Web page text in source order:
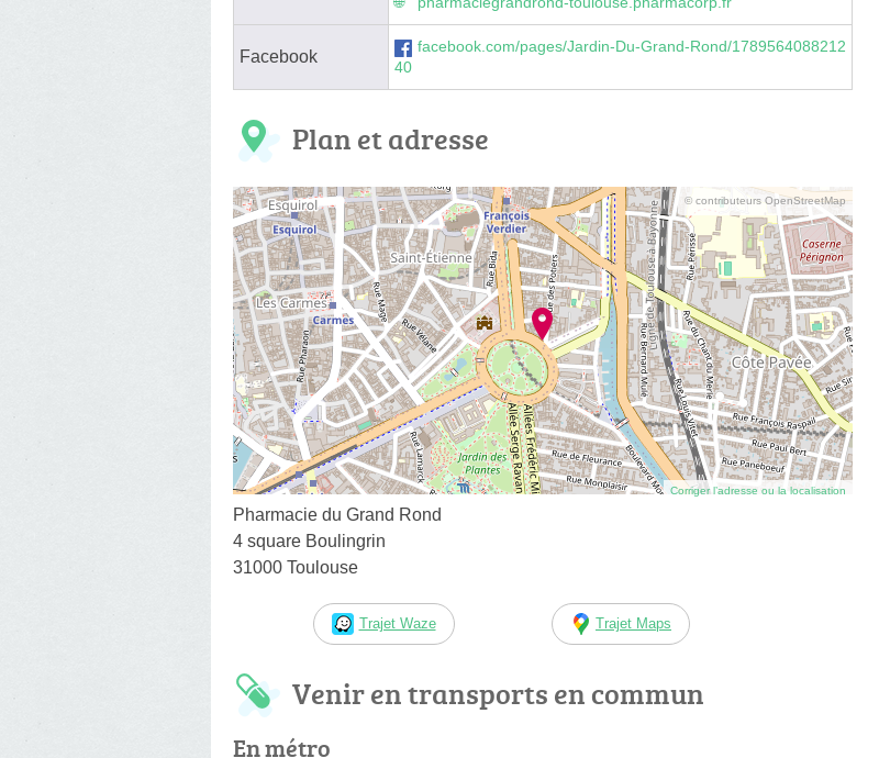
Facebook
facebook.com/pages/Jardin-Du-Grand-Rond/1789564088212
40
Plan et adresse
© contributeurs OpenStreetMap
Corriger l’adresse ou la localisation
Pharmacie du Grand Rond
4 square Boulingrin
31000 Toulouse
Trajet Waze Trajet Maps
Venir en transports en commun
En métro